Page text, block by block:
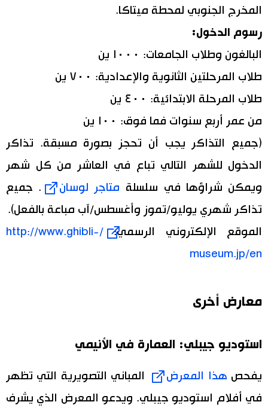
المخرج الجنوبي لمحطة ميتاكا.
رسوم الدخول:
البالغون وطلاب الجامعات: ١٠٠٠ ين
طلاب المرحلتين الثانوية والإعدادية: ٧٠٠ ين
طلاب المرحلة الابتدائية: ٤٠٠ ين
من عمر أربع سنوات فما فوق: ١٠٠ ين
(جميع التذاكر يجب أن تحجز بصورة مسبقة. تذاكر
الدخول للشهر التالي تباع في العاشر من كل شهر
ويمكن شراؤها في سلسلة متاجر لوسان
. جميع
تذاكر شهري يوليو/تموز وأغسطس/آب مباعة بالفعل).
الموقع الإلكتروني الرسمي: /http://www.ghibli-
museum.jp/en
معارض أخرى
استوديو جيبلي: العمارة في الأنيمي
يفحص هذا المعرض
المباني التصويرية التي تظهر
في أفلام استوديو جيبلي. ويدعو المعرض الذي يشرف